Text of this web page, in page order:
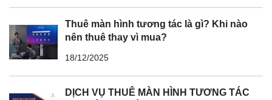
Thuê màn hình tương tác là gì? Khi nào
nên thuê thay vì mua?
18/12/2025
DỊCH VỤ THUÊ MÀN HÌNH TƯƠNG TÁC